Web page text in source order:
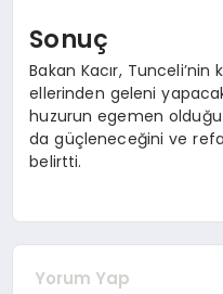
Sonuç
Bakan Kacır, Tunceli’nin
ellerinden geleni
huzurun egemen
da güçleneceğini ve
belirtti.
Yorum Yap